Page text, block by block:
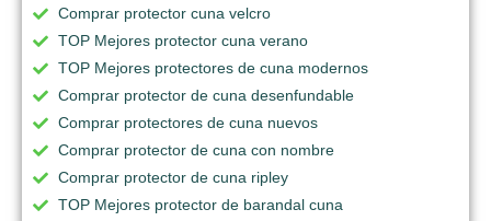
Comprar protector cuna velcro
TOP Mejores protector cuna verano
TOP Mejores protectores de cuna modernos
Comprar protector de cuna desenfundable
Comprar protectores de cuna nuevos
Comprar protector de cuna con nombre
Comprar protector de cuna ripley
TOP Mejores protector de barandal cuna